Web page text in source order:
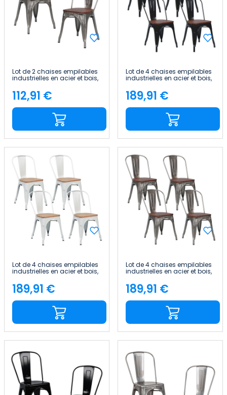
Lot de 2 chaises empilables
industrielles en acier et bois,
Price
112,91 €
Lot de 4 chaises empilables
industrielles en acier et bois,
Price
189,91 €
Lot de 4 chaises empilables
industrielles en acier et bois,
Price
189,91 €
Lot de 4 chaises empilables
industrielles en acier et bois,
Price
189,91 €